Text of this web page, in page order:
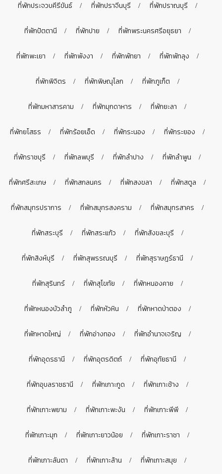
ที่พักประจวบคีรีขันธ์ ที่พักปราจีนบุรี ที่พักปราณบุรี
ที่พักปัตตานี ที่พักปาย ที่พักพระนครศรีอยุธยา
ที่พักพะเยา ที่พักพังงา ที่พักพัทยา ที่พักพัทลุง
ที่พักพิจิตร ที่พักพิษณุโลก ที่พักภูเก็ต
ที่พักมหาสารคาม ที่พักมุกดาหาร ที่พักยะลา
ที่พักยโสธร ที่พักร้อยเอ็ด ที่พักระนอง ที่พักระยอง
ที่พักราชบุรี ที่พักลพบุรี ที่พักลำปาง ที่พักลำพูน
ที่พักศรีสะเกษ ที่พักสกลนคร ที่พักสงขลา ที่พักสตูล
ที่พักสมุทรปราการ ที่พักสมุทรสงคราม ที่พักสมุทรสาคร
ที่พักสระบุรี ที่พักสระแก้ว ที่พักสังขละบุรี
ที่พักสิงห์บุรี ที่พักสุพรรณบุรี ที่พักสุราษฎร์ธานี
ที่พักสุรินทร์ ที่พักสุโขทัย ที่พักหนองคาย
ที่พักหนองบัวลำภู ที่พักหัวหิน ที่พักหาดป่าตอง
ที่พักหาดใหญ่ ที่พักอ่างทอง ที่พักอำนาจเจริญ
ที่พักอุดรธานี ที่พักอุตรดิตถ์ ที่พักอุทัยธานี
ที่พักอุบลราชธานี ที่พักเกาะกูด ที่พักเกาะช้าง
ที่พักเกาะพยาม ที่พักเกาะพะงัน ที่พักเกาะพีพี
ที่พักเกาะมุก ที่พักเกาะยาวน้อย ที่พักเกาะราชา
ที่พักเกาะลันตา ที่พักเกาะล้าน ที่พักเกาะสมุย